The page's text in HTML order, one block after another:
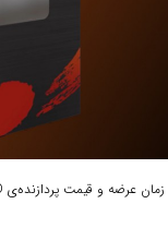
زمان عرضه و قیمت پردازنده‌ی AMD Ryzen 7 5800X3D مشخص شد - Ryzen 7 5800X3D